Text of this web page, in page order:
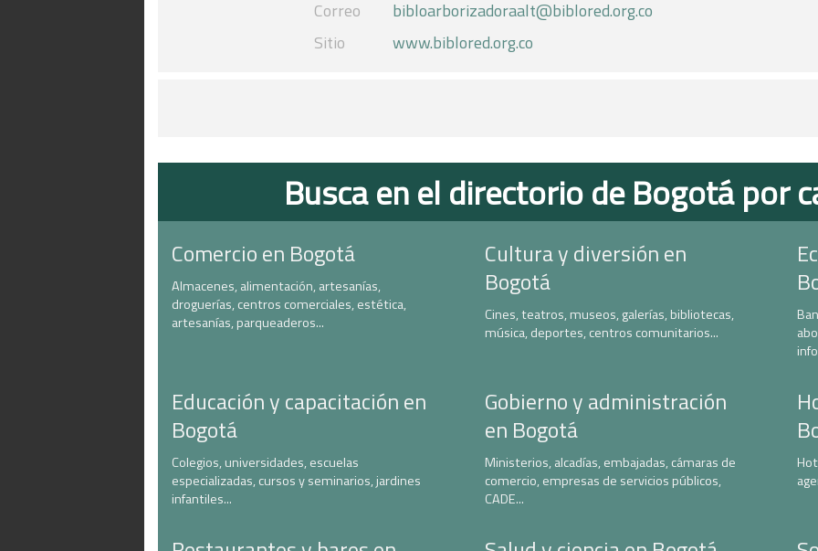
Correo
bibloarborizadoraalt@biblored.org.co
Sitio
www.biblored.org.co
Busca en el directorio de Bogotá por
Comercio en Bogotá
Almacenes, alimentación, artesanías,
droguerías, centros comerciales, estética,
artesanías, parqueaderos...
Cultura y diversión en
Bogotá
Cines, teatros, museos, galerías, bibliotecas,
música, deportes, centros comunitarios...
Educación y capacitación en
Bogotá
Colegios, universidades, escuelas
especializadas, cursos y seminarios, jardines
infantiles...
Gobierno y administración
en Bogotá
Ministerios, alcadías, embajadas, cámaras de
comercio, empresas de servicios públicos,
CADE...